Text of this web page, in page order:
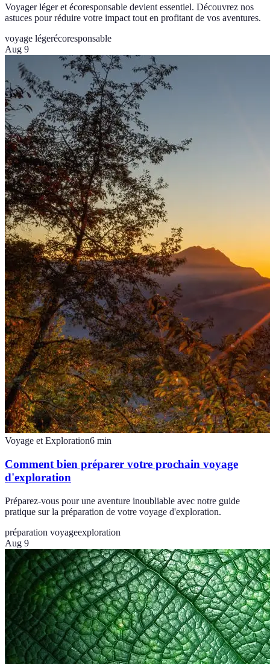
Voyager léger et écoresponsable devient essentiel. Découvrez nos
astuces pour réduire votre impact tout en profitant de vos aventures.
voyage légerécoresponsable
Aug 9
Voyage et Exploration6 min
Comment bien préparer votre prochain voyage
d'exploration
Préparez-vous pour une aventure inoubliable avec notre guide
pratique sur la préparation de votre voyage d'exploration.
préparation voyageexploration
Aug 9